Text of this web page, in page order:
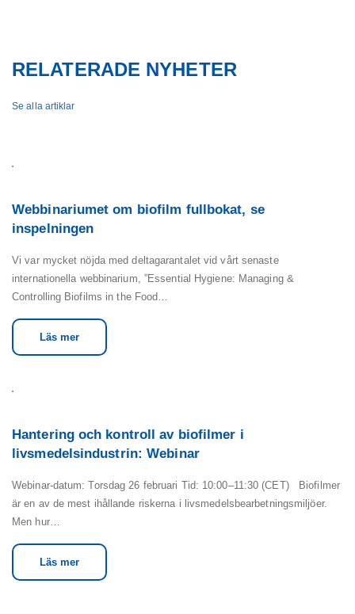
RELATERADE NYHETER
Se alla artiklar
Webbinariumet om biofilm fullbokat, se
inspelningen
Vi var mycket nöjda med deltagarantalet vid vårt senaste
internationella webbinarium, ”Essential Hygiene: Managing &
Controlling Biofilms in the Food…
Läs mer
Hantering och kontroll av biofilmer i
livsmedelsindustrin: Webinar
Webinar-datum: Torsdag 26 februari Tid: 10:00–11:30 (CET) Biofilmer
är en av de mest ihållande riskerna i livsmedelsbearbetningsmiljöer.
Men hur…
Läs mer